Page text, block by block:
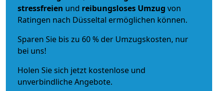
stressfreien und reibungsloses Umzug von
Ratingen nach Düsseltal ermöglichen können.
Sparen Sie bis zu 60 % der Umzugskosten, nur
bei uns!
Holen Sie sich jetzt kostenlose und
unverbindliche Angebote.